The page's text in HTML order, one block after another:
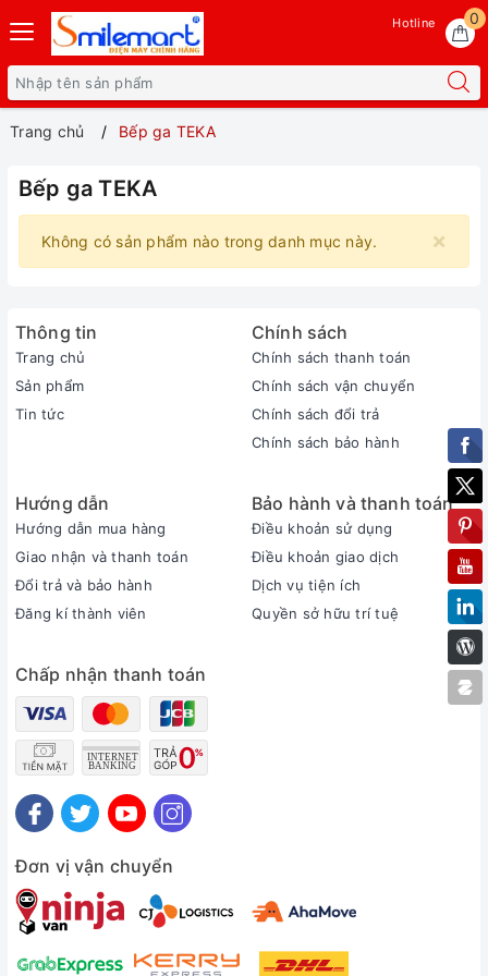
0
Hotline
Trang chủ Bếp ga TEKA
Bếp ga TEKA
×
Không có sản phẩm nào trong danh mục này.
Thông tin
Trang chủ
Sản phẩm
Tin tức
Chính sách
Chính sách thanh toán
Chính sách vận chuyển
Chính sách đổi trả
Chính sách bảo hành
Hướng dẫn
Hướng dẫn mua hàng
Giao nhận và thanh toán
Đổi trả và bảo hành
Đăng kí thành viên
Bảo hành và thanh toán
Điều khoản sử dụng
Điều khoản giao dịch
Dịch vụ tiện ích
Quyền sở hữu trí tuệ
Chấp nhận thanh toán
Đơn vị vận chuyển